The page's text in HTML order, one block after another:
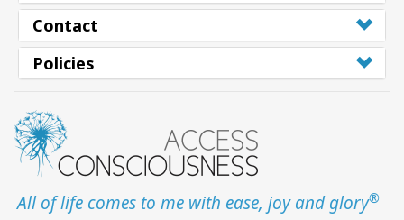
Contact
Policies
All of life comes to me with ease, joy and glory®